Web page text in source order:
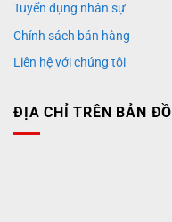
Tuyển dụng nhân sự
Chính sách bán hàng
Liên hệ với chúng tôi
ĐỊA CHỈ TRÊN BẢN ĐỒ